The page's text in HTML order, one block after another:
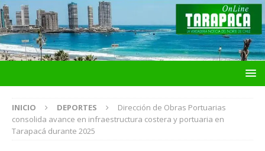
INICIO DEPORTES
Dirección de Obras Portuarias
consolida avance en infraestructura costera y portuaria en
Tarapacá durante 2025